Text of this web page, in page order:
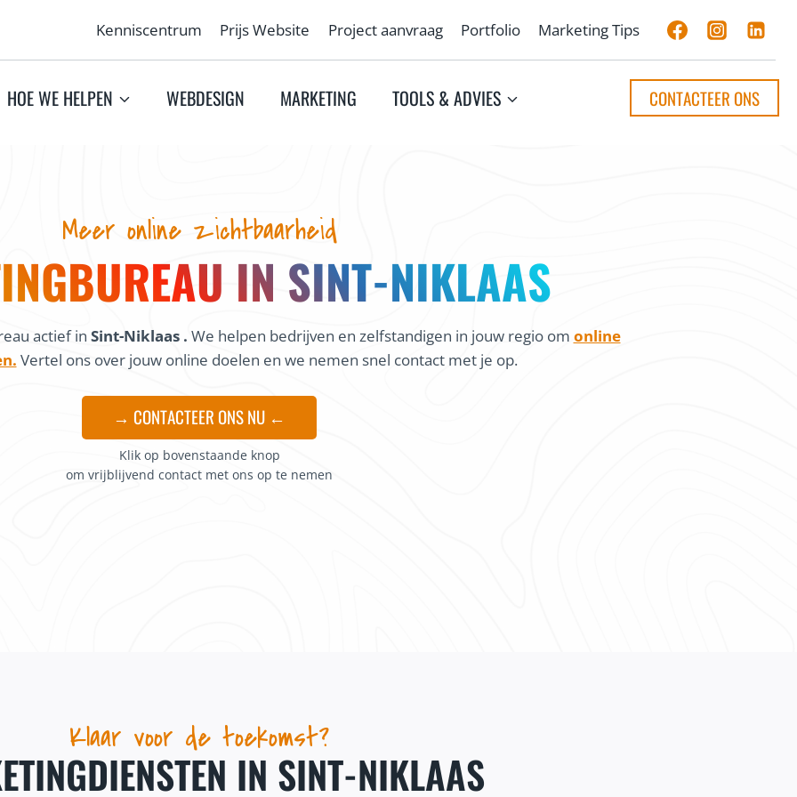
Kenniscentrum Prijs Website Project aanvraag Portfolio Marketing Tips
HOE WE HELPEN WEBDESIGN MARKETING TOOLS & ADVIES CONTACTEER ONS
Meer online zichtbaarheid
IN SINT-NIKLAAS
actief in Sint-Niklaas . We helpen bedrijven en zelfstandigen in jouw regio om online
Vertel ons over jouw online doelen en we nemen snel contact met je op.
→ CONTACTEER ONS NU ←
Klik op bovenstaande knop
om vrijblijvend contact met ons op te nemen
Klaar voor de toekomst?
IN SINT-NIKLAAS